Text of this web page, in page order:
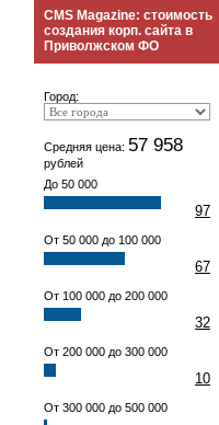
CMS Magazine: стоимость
создания корп. сайта в
Приволжском ФО
Город:
Средняя цена: 57 958
рублей
До 50 000
97
От 50 000 до 100 000
67
От 100 000 до 200 000
32
От 200 000 до 300 000
10
От 300 000 до 500 000